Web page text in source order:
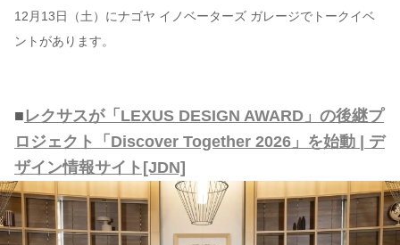
12月13日（土）にナゴヤ イノベーターズ ガレージでトークイベ
ントがあります。
■レクサスが「LEXUS DESIGN AWARD」の後継プ
ロジェクト「Discover Together 2026」を始動 | デ
ザイン情報サイト[JDN]